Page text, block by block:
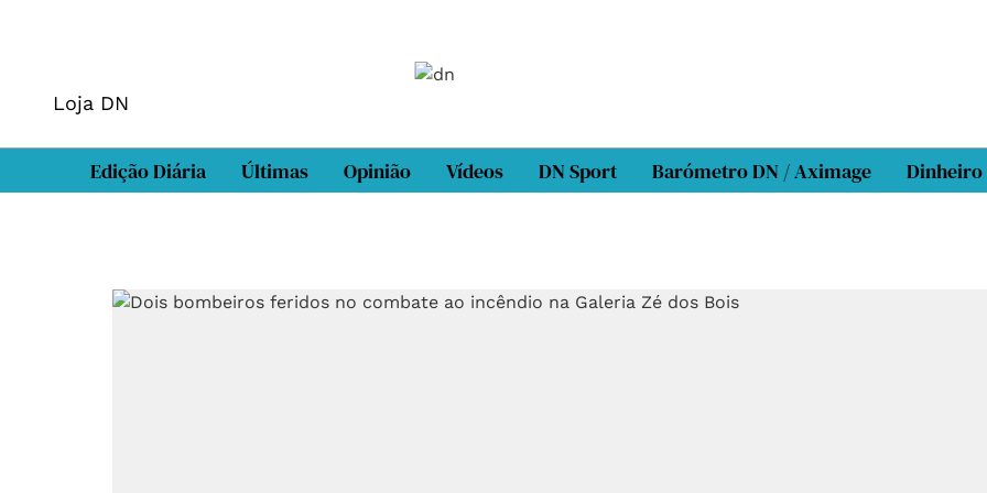
Loja DN
Edição Diária Últimas Opinião Vídeos DN Sport Barómetro DN / Aximage Dinheiro